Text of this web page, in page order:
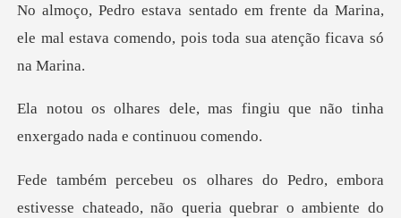
e da Marina,
ele mal estava comendo, poi
s fingiu que não tinha
enxerg
chateado, não queria quebrar o ambiente do